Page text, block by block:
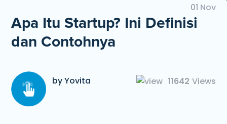
01 Nov
Apa Itu Startup? Ini Definisi
dan Contohnya
by Yovita 11642 Views